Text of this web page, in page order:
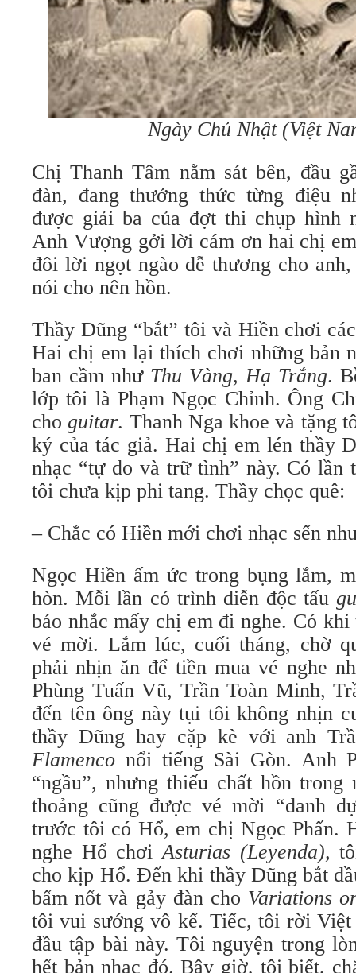
Ngày Chủ Nhật (Việt
Chị Thanh Tâm nằm sát bên, đầu
đàn, đang thưởng thức từng điệu
được giải ba của đợt thi chụp hình
Anh Vượng gởi lời cám ơn hai chị
đôi lời ngọt ngào dễ thương cho
nói cho nên hồn.
Thầy Dũng “bắt” tôi và Hiền chơi
Hai chị em lại thích chơi những bản
ban cầm như Thu Vàng, Hạ Trắng.
lớp tôi là Phạm Ngọc Chỉnh. Ông
cho guitar. Thanh Nga khoe và tặng
ký của tác giả. Hai chị em lén thầy
nhạc “tự do và trữ tình” này. Có lần
tôi chưa kịp phi tang. Thầy chọc quê:
– Chắc có Hiền mới chơi nhạc sến
Ngọc Hiền ấm ức trong bụng lắm,
hòn. Mỗi lần có trình diễn độc tấu
báo nhắc mấy chị em đi nghe. Có
vé mời. Lắm lúc, cuối tháng, chờ
phải nhịn ăn để tiền mua vé nghe
Phùng Tuấn Vũ, Trần Toàn Minh,
đến tên ông này tụi tôi không nhịn
thầy Dũng hay cặp kè với anh
Flamenco nổi tiếng Sài Gòn. Anh
“ngầu”, nhưng thiếu chất hồn
thoảng cũng được vé mời “danh
trước tôi có Hổ, em chị Ngọc Phấn.
nghe Hổ chơiAsturias (Leyenda),
cho kịp Hổ. Ðến khi thầy Dũng bắt
bấm nốt và gảy đàn cho Variations
tôi vui sướng vô kể. Tiếc, tôi rời
đầu tập bài này. Tôi nguyện trong
hết bản nhạc đó. Bây giờ, tôi biết,